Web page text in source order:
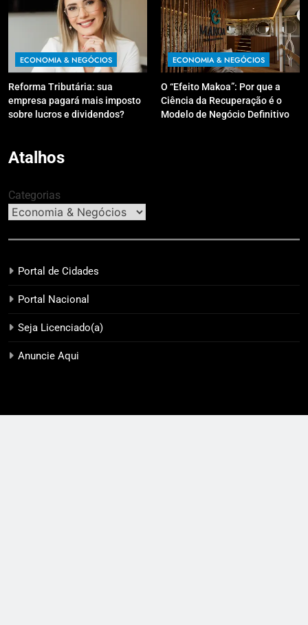
ECONOMIA & NEGÓCIOS
Reforma Tributária: sua
empresa pagará mais imposto
sobre lucros e dividendos?
ECONOMIA & NEGÓCIOS
O “Efeito Makoa”: Por que a
Ciência da Recuperação é o
Modelo de Negócio Definitivo
Atalhos
Categorias
Portal de Cidades
Portal Nacional
Seja Licenciado(a)
Anuncie Aqui